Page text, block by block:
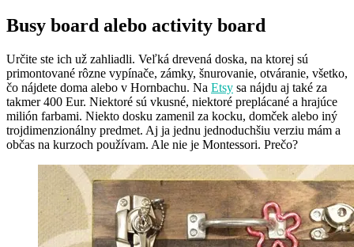
Busy board alebo activity board
Určite ste ich už zahliadli. Veľká drevená doska, na ktorej sú
primontované rôzne vypínače, zámky, šnurovanie, otváranie, všetko,
čo nájdete doma alebo v Hornbachu. Na Etsy sa nájdu aj také za
takmer 400 Eur. Niektoré sú vkusné, niektoré preplácané a hrajúce
milión farbami. Niekto dosku zamenil za kocku, domček alebo iný
trojdimenzionálny predmet. Aj ja jednu jednoduchšiu verziu mám a
občas na kurzoch používam. Ale nie je Montessori. Prečo?